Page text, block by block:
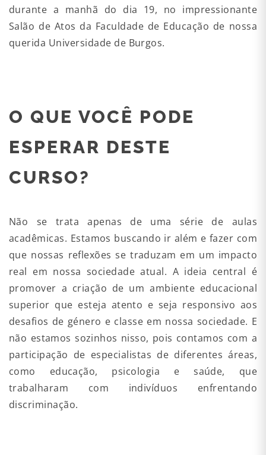
durante a manhã do dia 19, no impressionante
Salão de Atos da Faculdade de Educação de nossa
querida Universidade de Burgos.
O QUE VOCÊ PODE
ESPERAR DESTE
CURSO?
Não se trata apenas de uma série de aulas
acadêmicas. Estamos buscando ir além e fazer com
que nossas reflexões se traduzam em um impacto
real em nossa sociedade atual. A ideia central é
promover a criação de um ambiente educacional
superior que esteja atento e seja responsivo aos
desafios de género e classe em nossa sociedade. E
não estamos sozinhos nisso, pois contamos com a
participação de especialistas de diferentes áreas,
como educação, psicologia e saúde, que
trabalharam com indivíduos enfrentando
discriminação.